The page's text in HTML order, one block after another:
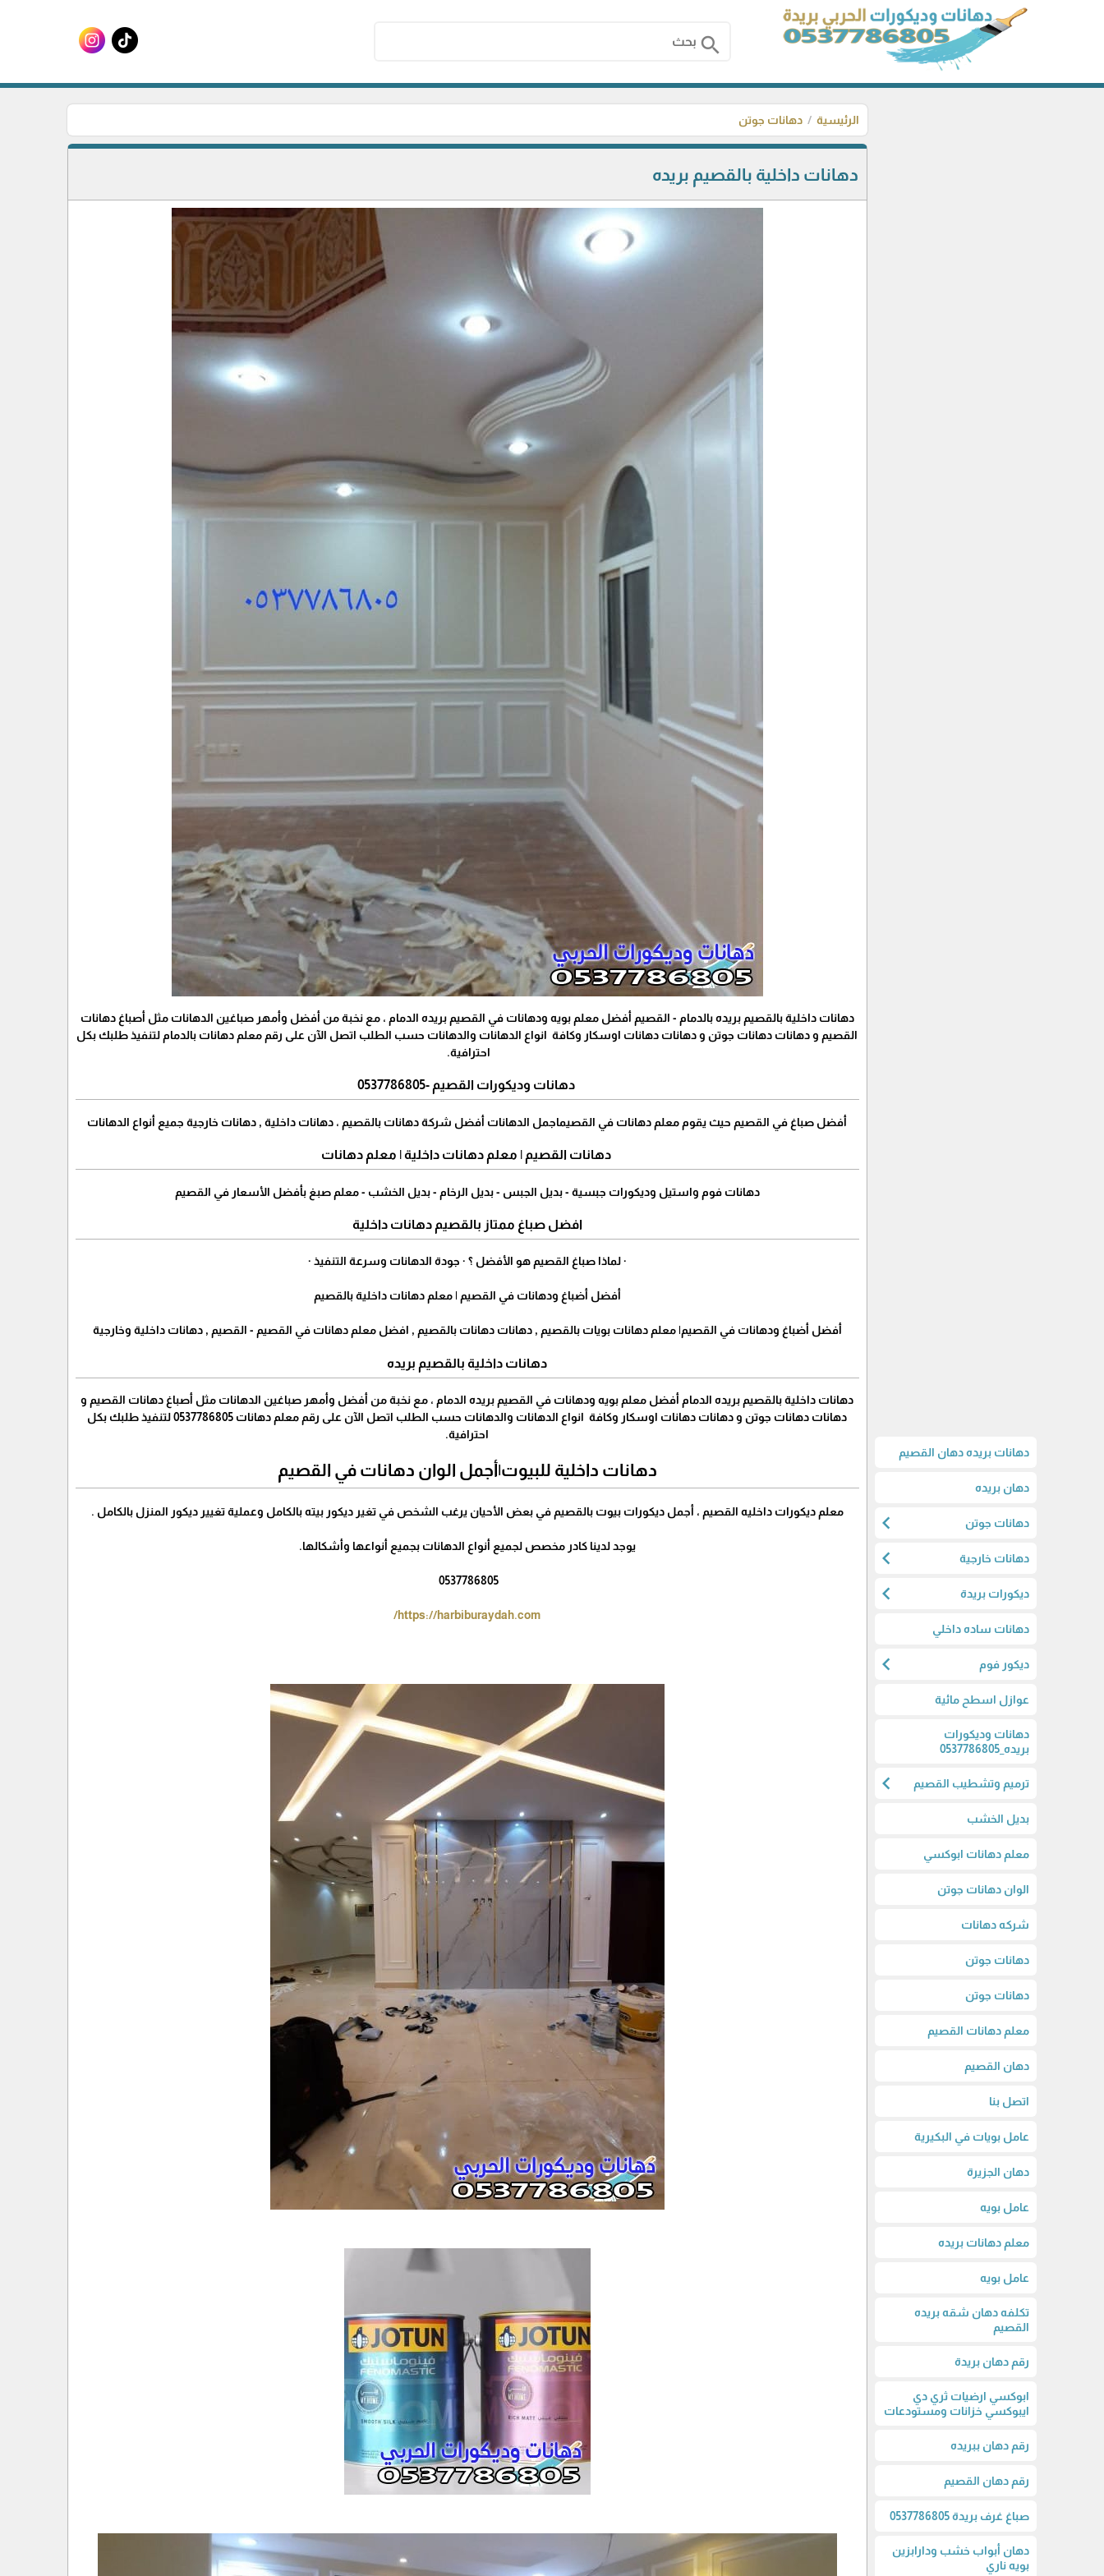
search
دهانات بريده دهان القصيم
دهان بريده
دهانات جوتن chevron_left
دهانات خارجية chevron_left
ديكورات بريدة chevron_left
دهانات ساده داخلي
ديكور فوم chevron_left
عوازل اسطح مائية
دهانات وديكورات
بريده_0537786805
ترميم وتشطيب القصيم chevron_left
بديل الخشب
معلم دهانات ابوكسي
الوان دهانات جوتن
شركه دهانات
دهانات جوتن
دهانات جوتن
معلم دهانات القصيم
دهان القصيم
اتصل بنا
عامل بويات في البكيرية
دهان الجزيرة
عامل بويه
معلم دهانات بريده
عامل بويه
تكلفه دهان شقه بريده
القصيم
رقم دهان بريدة
ابوكسي ارضيات ثري دي
ايبوكسي خزانات ومستودعات
رقم دهان ببريده
رقم دهان القصيم
صباغ غرف بريدة 0537786805
دهان أبواب خشب ودارابزين
بويه ناري
الرئيسية دهانات جوتن
دهانات داخلية بالقصيم بريده
دهانات داخلية بالقصيم بريده بالدمام - القصيم أفضل معلم بويه ودهانات في القصيم بريده الدمام ، مع نخبة من أفضل وأمهر صباغين الدهانات مثل أصباغ دهانات
القصيم و دهانات دهانات جوتن و دهانات دهانات اوسكار وكافة انواع الدهانات والدهانات حسب الطلب اتصل الآن على رقم معلم دهانات بالدمام لتنفيذ طلبك بكل
احترافية.
دهانات وديكورات القصيم -0537786805
أفضل صباغ في القصيم حيث يقوم معلم دهانات في القصيماجمل الدهانات أفضل شركة دهانات بالقصيم ، دهانات داخلية , دهانات خارجية جميع أنواع الدهانات
دهانات القصيم | معلم دهانات داخلية | معلم دهانات
دهانات فوم واستيل وديكورات جبسية - بديل الجبس - بديل الرخام - بديل الخشب - معلم صبغ بأفضل الأسعار في القصيم
افضل صباغ ممتاز بالقصيم دهانات داخلية
· لماذا صباغ القصيم هو الأفضل ؟ · جودة الدهانات وسرعة التنفيذ ·
أفضل أضباغ ودهانات في القصيم | معلم دهانات داخلية بالقصيم
أفضل أضباغ ودهانات في القصيم| معلم دهانات بويات بالقصيم , دهانات دهانات بالقصيم , افضل معلم دهانات في القصيم - القصيم , دهانات داخلية وخارجية
دهانات داخلية بالقصيم بريده
دهانات داخلية بالقصيم بريده الدمام أفضل معلم بويه ودهانات في القصيم بريده الدمام ، مع نخبة من أفضل وأمهر صباغين الدهانات مثل أصباغ دهانات القصيم و
دهانات دهانات جوتن و دهانات دهانات اوسكار وكافة انواع الدهانات والدهانات حسب الطلب اتصل الآن على رقم معلم دهانات 0537786805 لتنفيذ طلبك بكل
احترافية.
دهانات داخلية للبيوت|أجمل الوان دهانات في القصيم
معلم ديكورات داخليه القصيم ، أجمل ديكورات بيوت بالقصيم في بعض الأحيان يرغب الشخص في تغير ديكور بيته بالكامل وعملية تغيير ديكور المنزل بالكامل .
يوجد لدينا كادر مخصص لجميع أنواع الدهانات بجميع أنواعها وأشكالها.
0537786805
https://harbiburaydah.com/